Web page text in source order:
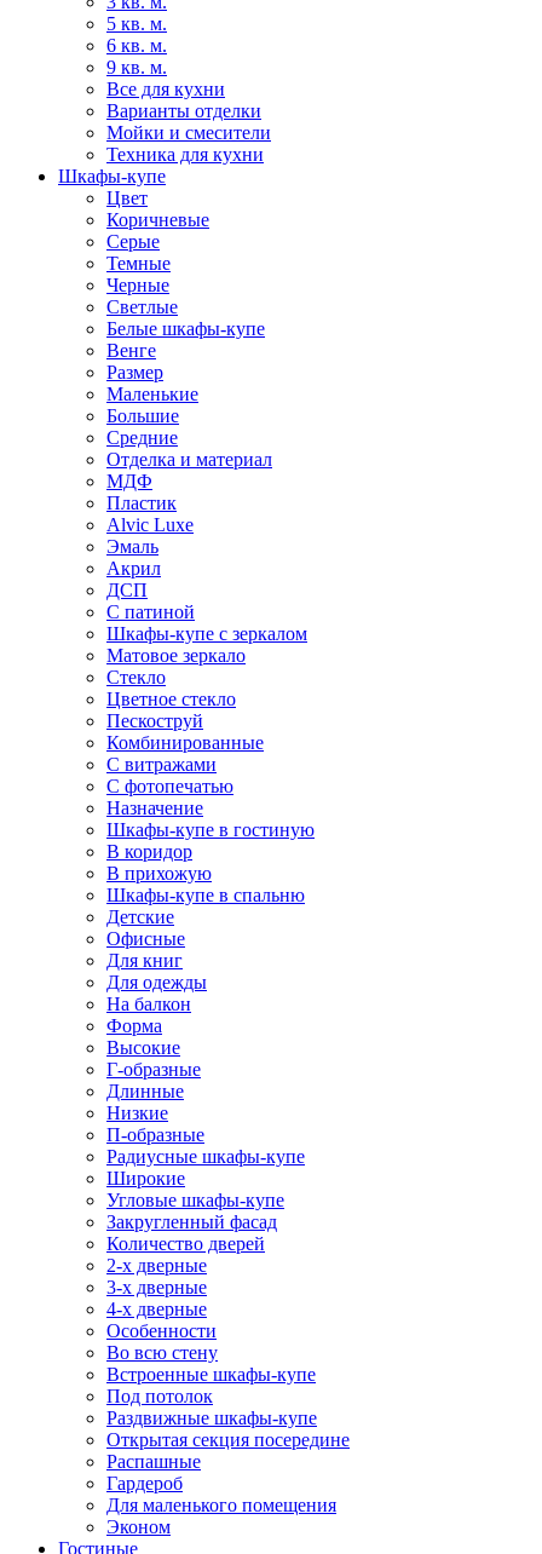
5 кв. м.
6 кв. м.
9 кв. м.
Все для кухни
Варианты отделки
Мойки и смесители
Техника для кухни
Шкафы-купе
Цвет
Коричневые
Серые
Темные
Черные
Светлые
Белые шкафы-купе
Венге
Размер
Маленькие
Большие
Средние
Отделка и материал
МДФ
Пластик
Alvic Luxe
Эмаль
Акрил
ДСП
С патиной
Шкафы-купе с зеркалом
Матовое зеркало
Стекло
Цветное стекло
Пескоструй
Комбинированные
С витражами
С фотопечатью
Назначение
Шкафы-купе в гостиную
В коридор
В прихожую
Шкафы-купе в спальню
Детские
Офисные
Для книг
Для одежды
На балкон
Форма
Высокие
Г-образные
Длинные
Низкие
П-образные
Радиусные шкафы-купе
Широкие
Угловые шкафы-купе
Закругленный фасад
Количество дверей
2-х дверные
3-х дверные
4-х дверные
Особенности
Во всю стену
Встроенные шкафы-купе
Под потолок
Раздвижные шкафы-купе
Открытая секция посередине
Распашные
Гардероб
Для маленького помещения
Эконом
Гостиные